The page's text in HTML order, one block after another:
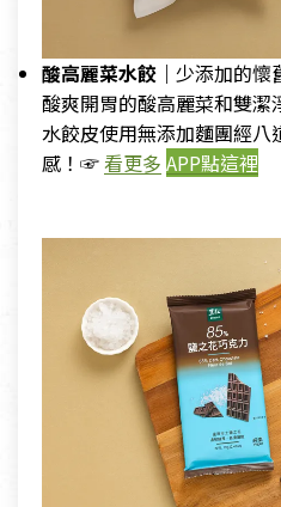
酸高麗菜水餃｜ 少添加的懷
酸爽開胃的酸高麗菜和雙潔
水餃皮使用無添加麵團經八
感！☞看更多 APP點這裡